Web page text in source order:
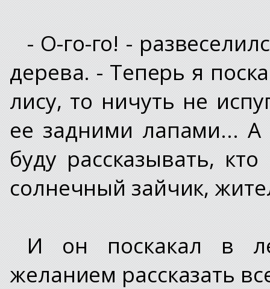
- О-го-го! -
дерева. - Теперь я
лису, то ничуть не
ее задними лапами...
буду рассказывать,
солнечный зайчик,
И он поскакал в
желанием рассказать